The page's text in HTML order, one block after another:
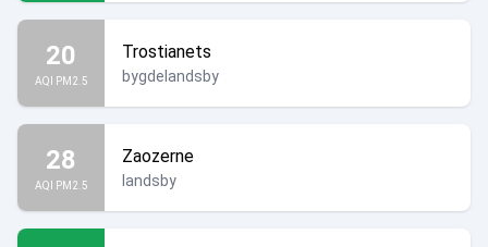
20
AQI PM2.5
Trostianets
bygdelandsby
28
AQI PM2.5
Zaozerne
landsby